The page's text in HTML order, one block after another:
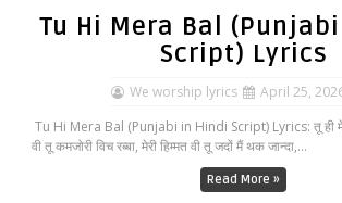
Tu Hi Mera Bal
Script) Lyrics
We worship lyrics April 25,
Tu Hi Mera Bal (Punjabi in Hindi Script) Lyrics: तू ही
वी तू कमजोरी विच रब्बा, मेरी हिम्मत वी तू जदों मैं थक जान्दा,...
Read More »